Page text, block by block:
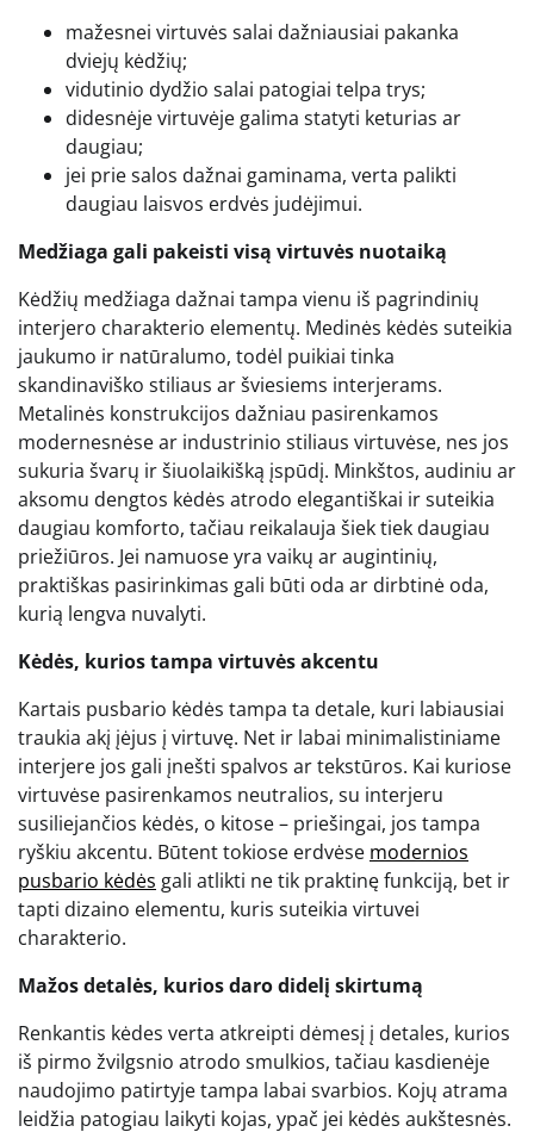
mažesnei virtuvės salai dažniausiai pakanka
dviejų kėdžių;
vidutinio dydžio salai patogiai telpa trys;
didesnėje virtuvėje galima statyti keturias ar
daugiau;
jei prie salos dažnai gaminama, verta palikti
daugiau laisvos erdvės judėjimui.
Medžiaga gali pakeisti visą virtuvės nuotaiką
Kėdžių medžiaga dažnai tampa vienu iš pagrindinių
interjero charakterio elementų. Medinės kėdės suteikia
jaukumo ir natūralumo, todėl puikiai tinka
skandinaviško stiliaus ar šviesiems interjerams.
Metalinės konstrukcijos dažniau pasirenkamos
modernesnėse ar industrinio stiliaus virtuvėse, nes jos
sukuria švarų ir šiuolaikišką įspūdį. Minkštos, audiniu ar
aksomu dengtos kėdės atrodo elegantiškai ir suteikia
daugiau komforto, tačiau reikalauja šiek tiek daugiau
priežiūros. Jei namuose yra vaikų ar augintinių,
praktiškas pasirinkimas gali būti oda ar dirbtinė oda,
kurią lengva nuvalyti.
Kėdės, kurios tampa virtuvės akcentu
Kartais pusbario kėdės tampa ta detale, kuri labiausiai
traukia akį įėjus į virtuvę. Net ir labai minimalistiniame
interjere jos gali įnešti spalvos ar tekstūros. Kai kuriose
virtuvėse pasirenkamos neutralios, su interjeru
susiliejančios kėdės, o kitose – priešingai, jos tampa
ryškiu akcentu. Būtent tokiose erdvėse modernios
pusbario kėdės gali atlikti ne tik praktinę funkciją, bet ir
tapti dizaino elementu, kuris suteikia virtuvei
charakterio.
Mažos detalės, kurios daro didelį skirtumą
Renkantis kėdes verta atkreipti dėmesį į detales, kurios
iš pirmo žvilgsnio atrodo smulkios, tačiau kasdienėje
naudojimo patirtyje tampa labai svarbios. Kojų atrama
leidžia patogiau laikyti kojas, ypač jei kėdės aukštesnės.